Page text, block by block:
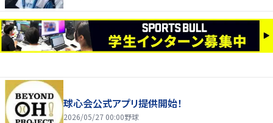
球心会公式アプリ提供開始！
2026/05/27 00:00野球